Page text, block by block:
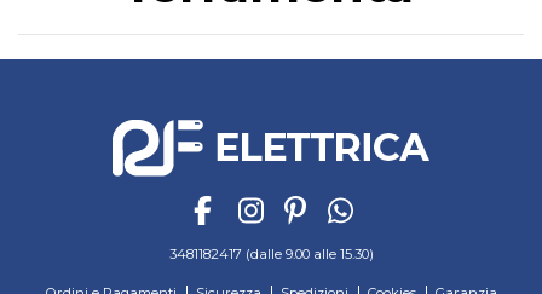
3481182417 (dalle 9.00 alle 15.30)